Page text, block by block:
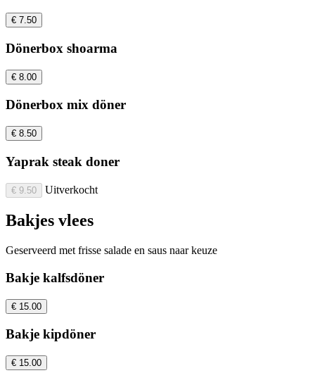
€ 7.50
Dönerbox shoarma
€ 8.00
Dönerbox mix döner
€ 8.50
Yaprak steak doner
€ 9.50 Uitverkocht
Bakjes vlees
Geserveerd met frisse salade en saus naar keuze
Bakje kalfsdöner
€ 15.00
Bakje kipdöner
€ 15.00